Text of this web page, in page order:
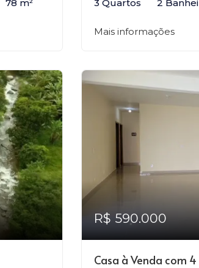
78 m² 3 Quartos 2
Mais informações
R$ 590.000
Casa à Venda com